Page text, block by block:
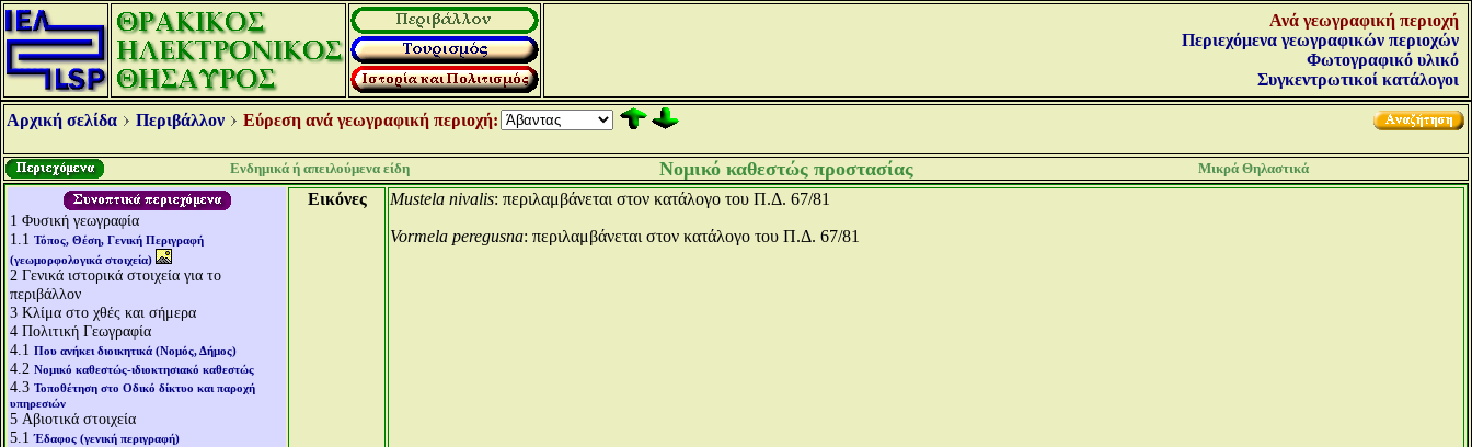
Ανά γεωγραφική περιοχή
Περιεχόμενα γεωγραφικών περιοχών
Φωτογραφικό υλικό
Συγκεντρωτικοί κατάλογοι
Αρχική σελίδα Περιβάλλον Εύρεση ανά γεωγραφική περιοχή:
Ενδημικά ή απειλούμενα είδη Νομικό καθεστώς προστασίας Μικρά Θηλαστικά
1 Φυσική γεωγραφία
1.1 Τόπος, Θέση, Γενική Περιγραφή
(γεωμορφολογικά στοιχεία)
2 Γενικά ιστορικά στοιχεία για το
περιβάλλον
3 Κλίμα στο χθές και σήμερα
4 Πολιτική Γεωγραφία
4.1 Που ανήκει διοικητικά (Νομός, Δήμος)
4.2 Νομικό καθεστώς-ιδιοκτησιακό καθεστώς
4.3 Τοποθέτηση στο Οδικό δίκτυο και παροχή
υπηρεσιών
5 Αβιοτικά στοιχεία
5.1Έδαφος (γενική περιγραφή)
Εικόνες Mustela nivalis: περιλαμβάνεται στον κατάλογο του Π.Δ. 67/81
Vormela peregusna: περιλαμβάνεται στον κατάλογο του Π.Δ. 67/81